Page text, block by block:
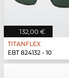
132,00 €
TITANFLEX
EBT 824132 - 10